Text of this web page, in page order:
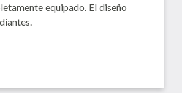
equipado. El diseño